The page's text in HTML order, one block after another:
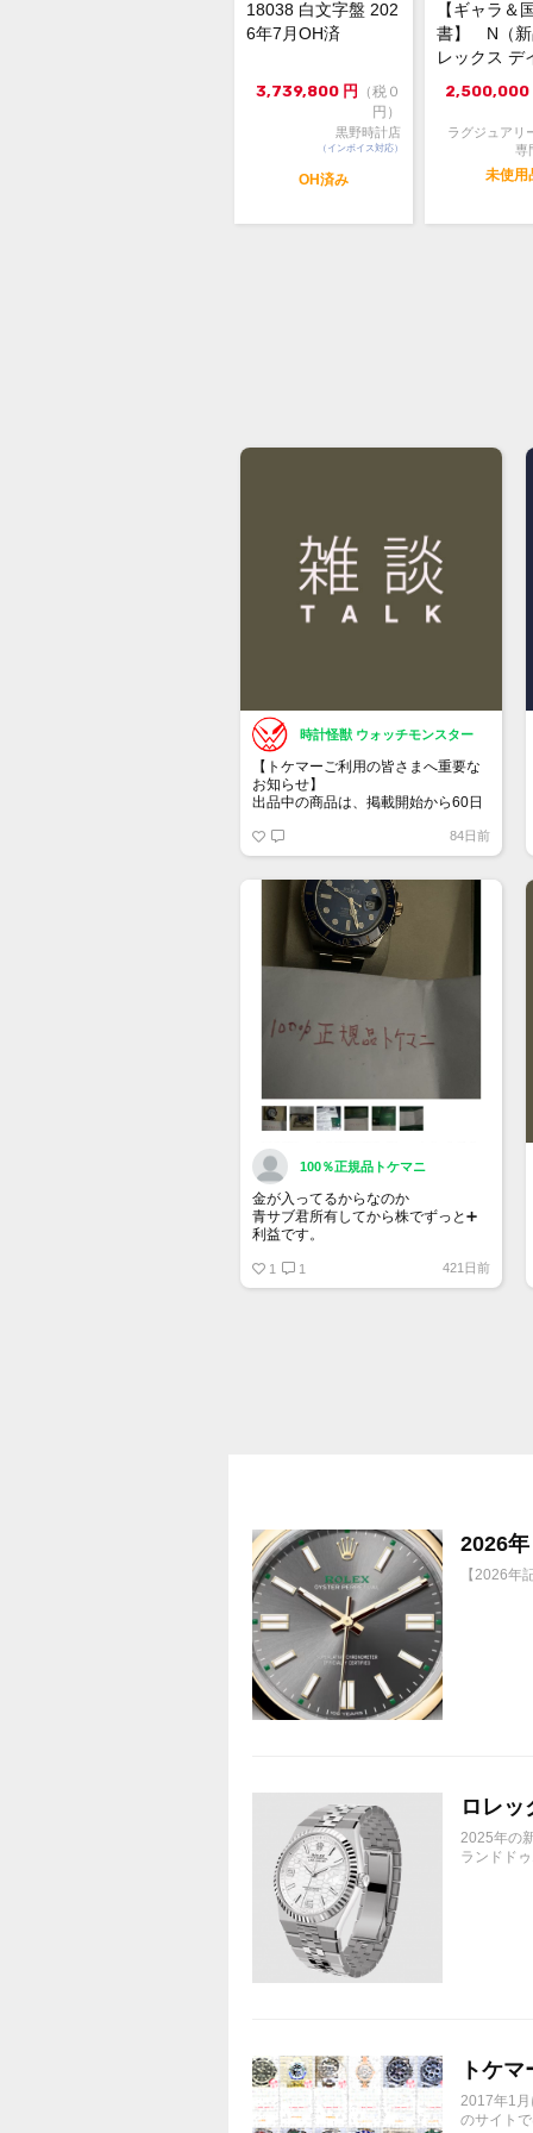
18038 白文字盤 202
6年7月OH済
3,739,800 円
（税０
円）
黒野時計店
（インボイス対応）
OH済み
【ギャラ＆
書】 N（新
レックス デ
スト
2,500,000
ラグジュアリ
専
未使用
時計怪獣 ウォッチモンスター
【トケマーご利用の皆さまへ重要な
お知らせ】
出品中の商品は、掲載開始から60日
へ戻ります。
トップページでお気に入り登録がで
詳しくはマイページ＞お知らせをご
確認ください。
84日前
100％正規品トケマニ
金が入ってるからなのか
青サブ君所有してから株でずっと➕
利益です。
銘柄番号7932 ニッピ
1 1 421日前
2026
【2026年
ロレ
2025年の
ランドド
トケ
2017年1月
のサイト